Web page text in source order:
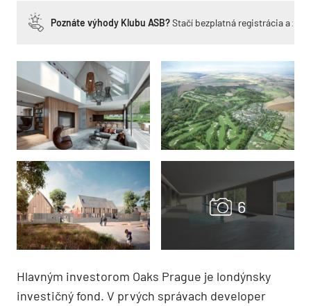
Poznáte výhody Klubu ASB?Stačí bezplatná registrácia a
Hlavným investorom Oaks Prague je londýnsky
investičný fond. V prvých správach developer